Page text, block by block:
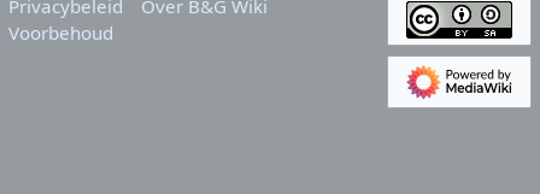
Privacybeleid
Over B&G Wiki
Voorbehoud